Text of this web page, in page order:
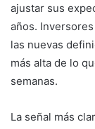
ajustar sus
años.
las nuevas
más alta de lo
semanas.
La señal más